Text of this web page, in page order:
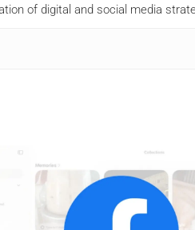
of digital and social media